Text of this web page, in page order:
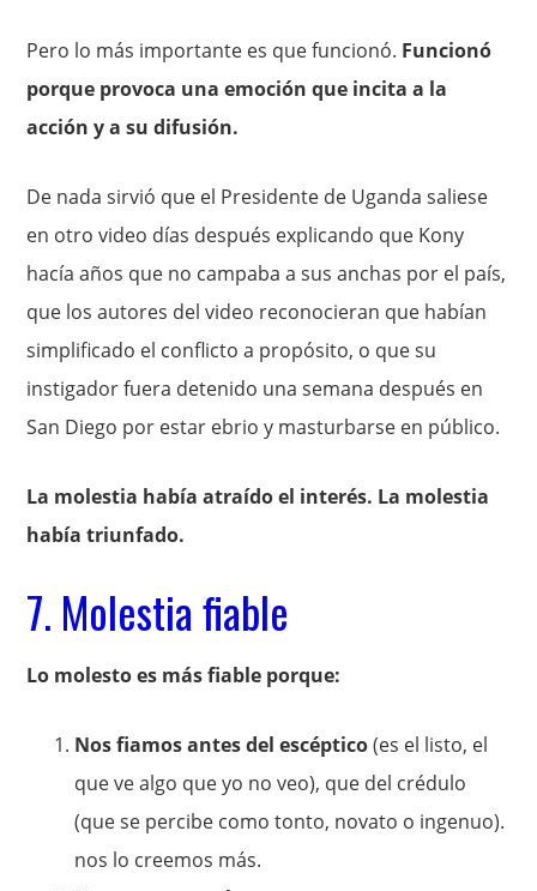
Pero lo más importante es que funcionó. Funcionó
porque provoca una emoción que incita a la
acción y a su difusión.
De nada sirvió que el Presidente de Uganda saliese
en otro video días después explicando que Kony
hacía años que no campaba a sus anchas por el país,
que los autores del video reconocieran que habían
simplificado el conflicto a propósito, o que su
instigador fuera detenido una semana después en
San Diego por estar ebrio y masturbarse en público.
La molestia había atraído el interés. La molestia
había triunfado.
7. Molestia fiable
Lo molesto es más fiable porque:
Nos fiamos antes del escéptico(es el listo, el
que ve algo que yo no veo), que del crédulo
(que se percibe como tonto, novato o ingenuo).
nos lo creemos más.